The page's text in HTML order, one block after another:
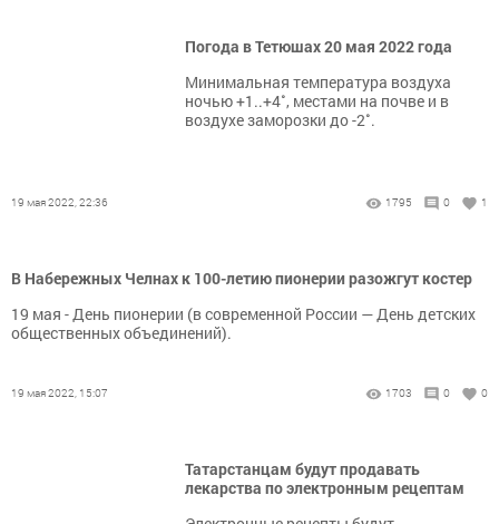
Погода в Тетюшах 20 мая 2022 года
Минимальная температура воздуха
ночью +1..+4˚, местами на почве и в
воздухе заморозки до -2˚.
19 мая 2022, 22:36 1795 0 1
В Набережных Челнах к 100-летию пионерии разожгут костер
19 мая - День пионерии (в современной России — День детских
общественных объединений).
19 мая 2022, 15:07 1703 0 0
Татарстанцам будут продавать
лекарства по электронным рецептам